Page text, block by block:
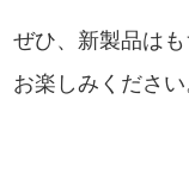
ぜひ、新製品は
お楽しみください